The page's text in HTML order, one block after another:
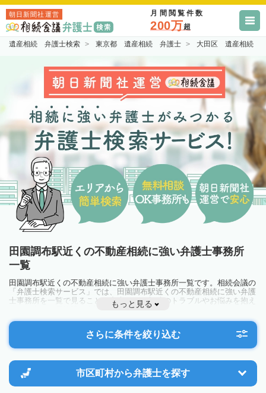
朝日新聞社運営 月間閲覧件数
200万超
遺産相続 弁護士検索 東京都 遺産相続 弁護士 大田区 遺産相続
田園調布駅近くの不動産相続に強い弁護士事務所
一覧
田園調布駅近くの不動産相続に強い弁護士事務所一覧です。相続会議の
「弁護士検索サービス」では、田園調布駅近くの不動産相続に強い弁護
士事務所を一覧で見ることが出来ます。相続のトラブルやお悩みを抱え
ている方は一度近隣の弁護士に相談してみましょう。
もっと見る
さらに条件を絞り込む
市区町村から弁護士を探す